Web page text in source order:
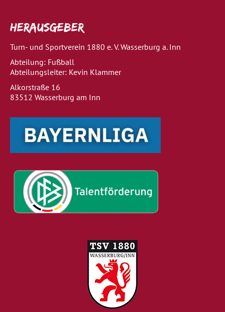
Herausgeber
Turn- und Sportverein 1880 e. V. Wasserburg a. Inn
Abteilung: Fußball
Abteilungsleiter: Kevin Klammer
Alkorstraße 16
83512 Wasserburg am Inn